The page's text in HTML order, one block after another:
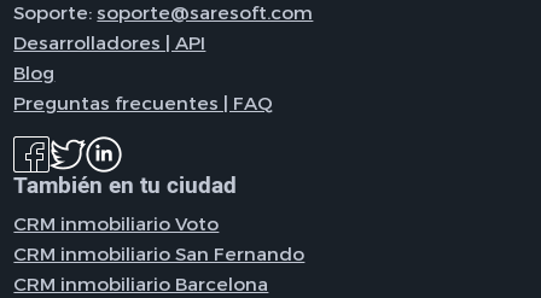
Soporte:soporte@saresoft.com
Desarrolladores | API
Blog
Preguntas frecuentes | FAQ
También en tu ciudad
CRM inmobiliario Voto
CRM inmobiliario San Fernando
CRM inmobiliario Barcelona